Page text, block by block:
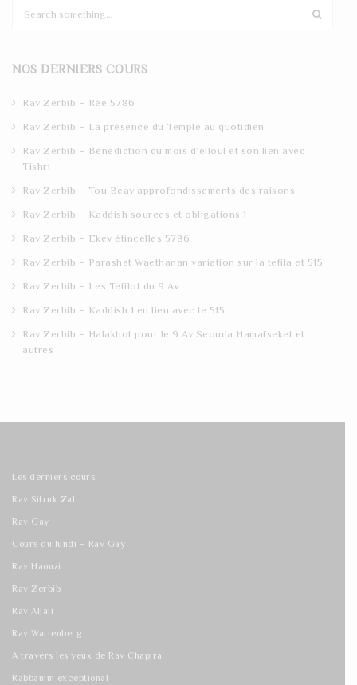
c
NOS DERNIERS COURS
Rav Zerbib – Réé 5786
Rav Zerbib – La présence du Temple au quotidien
Rav Zerbib – Bénédiction du mois d’elloul et son lien avec
Tishri
Rav Zerbib – Tou Beav approfondissements des raisons
Rav Zerbib – Kaddish sources et obligations 1
Rav Zerbib – Ekev étincelles 5786
Rav Zerbib – Parashat Waethanan variation sur la tefila et 515
Rav Zerbib – Les Tefilot du 9 Av
Rav Zerbib – Kaddish 1 en lien avec le 515
Rav Zerbib – Halakhot pour le 9 Av Seouda Hamafseket et
autres
Les derniers cours
Rav Sitruk Zal
Rav Gay
Cours du lundi – Rav Gay
Rav Haouzi
Rav Zerbib
Rav Allali
Rav Wattenberg
A travers les yeux de Rav Chapira
Rabbanim exceptional